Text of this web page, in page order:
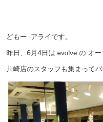
どもー アライです。
昨日、6月4日は evolve の オー
川崎店のスタッフも集まって